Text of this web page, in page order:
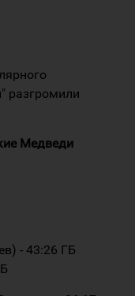
разгромили
Медведи
- 43:26 ГБ